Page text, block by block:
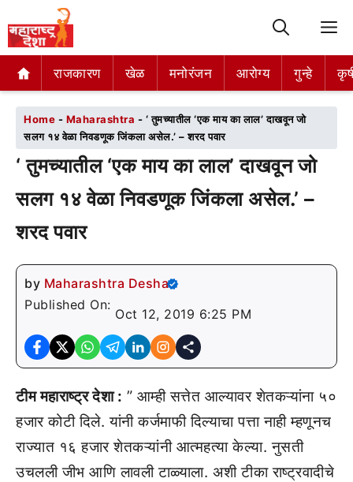
राजकारण खेळ मनोरंजन आरोग्य गुन्हे
राजकारण खेळ मनोरंजन आरोग्य गुन्हे
Home - Maharashtra - ‘ तुमच्यातील ‘एक माय का लाल’ दाखवून जो
सलग १४ वेळा निवडणूक जिंकला असेल.’ – शरद पवार
‘ तुमच्यातील ‘एक माय का लाल’ दाखवून जो
सलग १४ वेळा निवडणूक जिंकला असेल.’ –
शरद पवार
by Maharashtra Desha
Published On:
Oct 12, 2019 6:25 PM
टीम महाराष्ट्र देशा : ” आम्ही सत्तेत आल्यावर शेतकऱ्यांना ५०
हजार कोटी दिले. यांनी कर्जमाफी दिल्याचा पत्ता नाही म्हणूनच
राज्यात १६ हजार शेतकऱ्यांनी आत्महत्या केल्या. नुसती
उचलली जीभ आणि लावली टाळ्याला. अशी टीका राष्ट्रवादीचे